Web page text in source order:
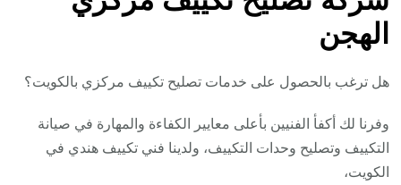
الهجن
هل ترغب بالحصول على خدمات تصليح تكييف مركزي بالكويت؟
وفرنا لك أكفأ الفنيين بأعلى معايير الكفاءة والمهارة في صيانة
التكييف وتصليح وحدات التكييف، ولدينا فني تكييف هندي في
الكويت،